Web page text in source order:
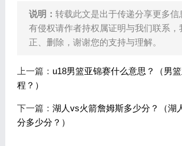
说明： 转载此文是出于传递分享更多信
有侵权请作者持权属证明与我们联系，
正、删除，谢谢您的支持与理解。
上一篇： u18男篮亚锦赛什么意思？（男
程？）
下一篇： 湖人vs火箭詹姆斯多少分？（湖
分多少分？）